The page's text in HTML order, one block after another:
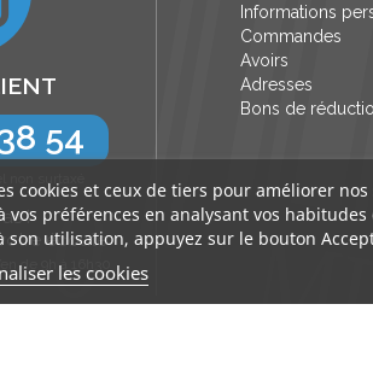
Informations
Commandes
Avoirs
Adresses
Bons de
54
!
écoute
de 9h à 16h30
cookies et ceux de tiers pour améliorer nos
préférences en analysant vos
son utilisation, appuyez sur le bouton
les cookies